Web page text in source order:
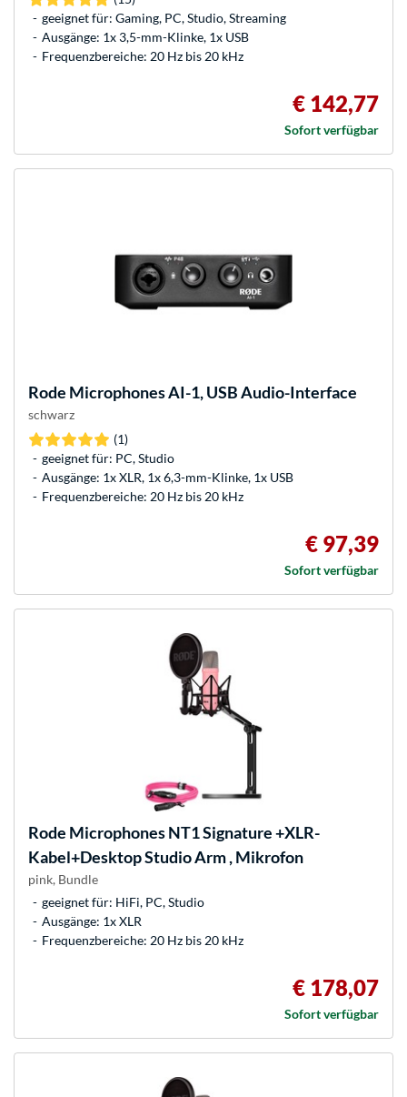
geeignet für: Gaming, PC, Studio, Streaming
Ausgänge: 1x 3,5-mm-Klinke, 1x USB
Frequenzbereiche: 20 Hz bis 20 kHz
€ 142,77
Sofort verfügbar
Rode MicrophonesAI-1, USB Audio-Interface
schwarz
(1)
geeignet für: PC, Studio
Ausgänge: 1x XLR, 1x 6,3-mm-Klinke, 1x USB
Frequenzbereiche: 20 Hz bis 20 kHz
€ 97,39
Sofort verfügbar
Rode MicrophonesNT1 Signature +XLR-
Kabel+Desktop Studio Arm , Mikrofon
pink, Bundle
geeignet für: HiFi, PC, Studio
Ausgänge: 1x XLR
Frequenzbereiche: 20 Hz bis 20 kHz
€ 178,07
Sofort verfügbar